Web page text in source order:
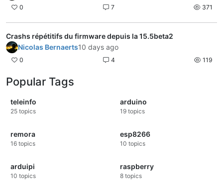
0 7 371
Crashs répétitifs du firmware depuis la 15.5beta2
Nicolas Bernaerts10 days ago
0 4 119
Popular Tags
teleinfo
25 topics
arduino
19 topics
remora
16 topics
esp8266
10 topics
arduipi
10 topics
raspberry
8 topics